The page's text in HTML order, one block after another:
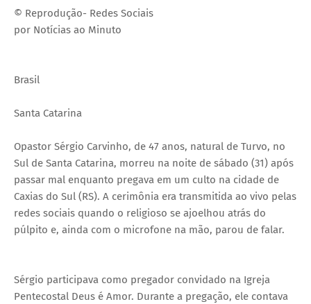
© Reprodução- Redes Sociais
por Notícias ao Minuto
Brasil
Santa Catarina
Opastor Sérgio Carvinho, de 47 anos, natural de Turvo, no
Sul de Santa Catarina, morreu na noite de sábado (31) após
passar mal enquanto pregava em um culto na cidade de
Caxias do Sul (RS). A cerimônia era transmitida ao vivo pelas
redes sociais quando o religioso se ajoelhou atrás do
púlpito e, ainda com o microfone na mão, parou de falar.
Sérgio participava como pregador convidado na Igreja
Pentecostal Deus é Amor. Durante a pregação, ele contava